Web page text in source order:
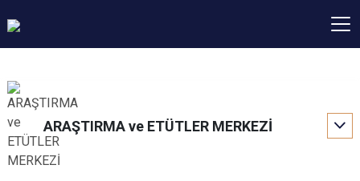
ARAŞTIRMA ve ETÜTLER MERKEZİ